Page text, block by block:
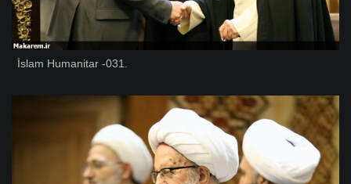
İslam Humanitar -031.